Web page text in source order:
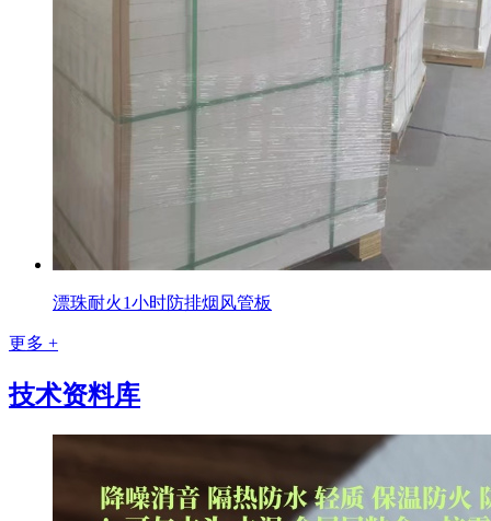
漂珠耐火1小时防排烟风管板
更多 +
技术资料库